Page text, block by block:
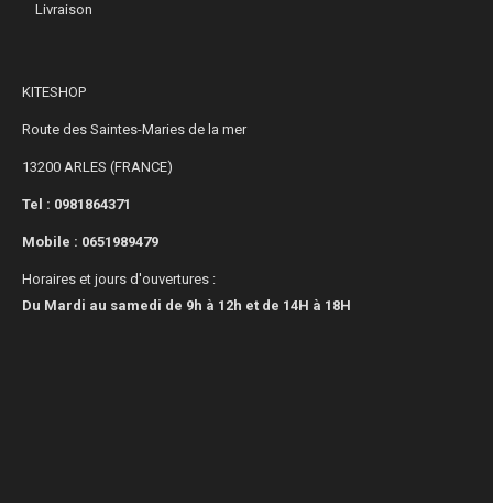
Livraison
KITESHOP
Route des Saintes-Maries de la mer
13200 ARLES (FRANCE)
Tel : 0981864371
Mobile : 0651989479
Horaires et jours d'ouvertures :
Du Mardi au samedi de 9h à 12h et de 14H à 18H